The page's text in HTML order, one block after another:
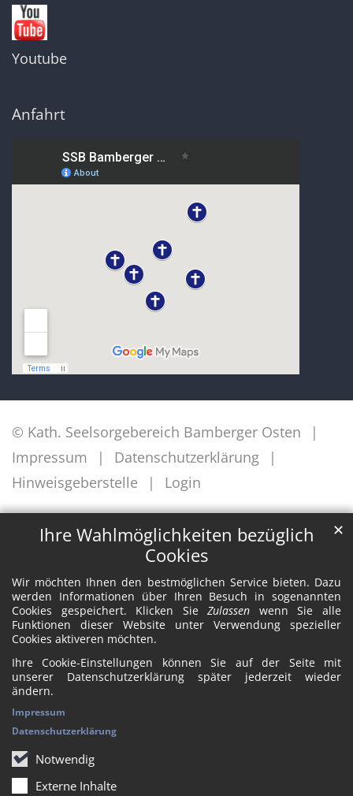
Ihre Wahlmöglichkeiten bezüglich
Cookies
Wir möchten Ihnen den bestmöglichen Service bieten. Dazu
werden Informationen über Ihren Besuch in sogenannten
Cookies gespeichert. Klicken SieZulassen wenn Sie alle
Funktionen dieser Website unter Verwendung spezieller
Cookies aktiveren möchten.
Ihre Cookie-Einstellungen können Sie auf der Seite mit
unserer Datenschutzerklärung später jederzeit wieder
ändern.
Notwendig
Externe Inhalte
✕
Impressum
Datenschutzerklärung
Youtube
Anfahrt
© Kath. Seelsorgebereich Bamberger Osten
Impressum
Datenschutzerklärung
Hinweisgeberstelle
Login